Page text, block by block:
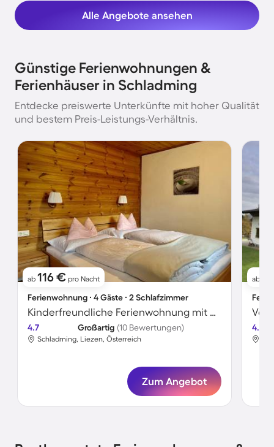
Alle Angebote ansehen
Günstige Ferienwohnungen &
Ferienhäuser in Schladming
Entdecke preiswerte Unterkünfte mit hoher Qualität
und bestem Preis-Leistungs-Verhältnis.
ab 116 € pro Nacht
Ferienwohnung ∙ 4 Gäste ∙ 2 Schlafzimmer
Kinderfreundliche Ferienwohnung mit Garten
4.7 Großartig (10 Bewertungen)
Schladming, Liezen, Österreich
Zum Angebot
ab
4.7